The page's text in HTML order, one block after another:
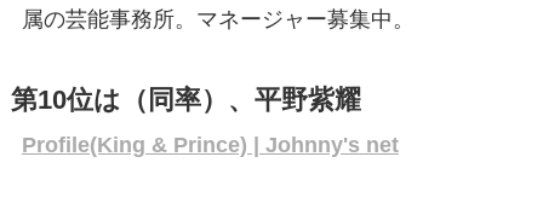
属の芸能事務所。マネージャー募集中。
第10位は（同率）、平野紫耀
Profile(King & Prince) | Johnny's net